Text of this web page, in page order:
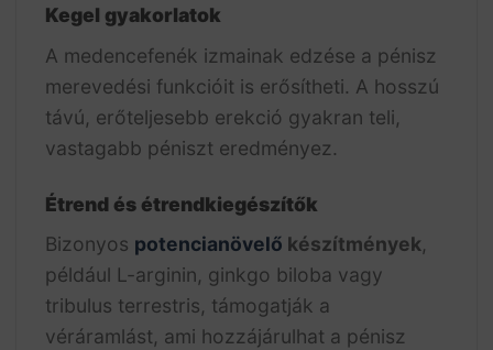
Kegel gyakorlatok
A medencefenék izmainak edzése a pénisz
merevedési funkcióit is erősítheti. A hosszú
távú, erőteljesebb erekció gyakran teli,
vastagabb péniszt eredményez.
Étrend és étrendkiegészítők
Bizonyos potencianövelő készítmények,
például L-arginin, ginkgo biloba vagy
tribulus terrestris, támogatják a
véráramlást, ami hozzájárulhat a pénisz